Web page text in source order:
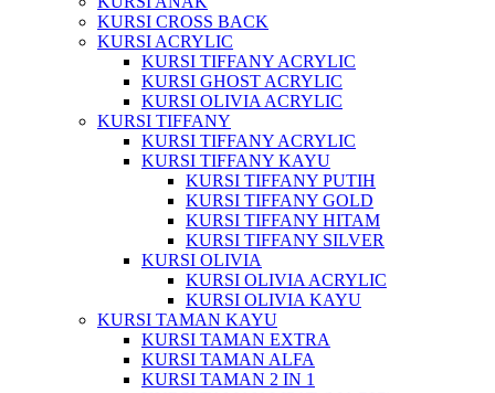
KURSI CROSS BACK
KURSI ACRYLIC
KURSI TIFFANY ACRYLIC
KURSI GHOST ACRYLIC
KURSI OLIVIA ACRYLIC
KURSI TIFFANY
KURSI TIFFANY ACRYLIC
KURSI TIFFANY KAYU
KURSI TIFFANY PUTIH
KURSI TIFFANY GOLD
KURSI TIFFANY HITAM
KURSI TIFFANY SILVER
KURSI OLIVIA
KURSI OLIVIA ACRYLIC
KURSI OLIVIA KAYU
KURSI TAMAN KAYU
KURSI TAMAN EXTRA
KURSI TAMAN ALFA
KURSI TAMAN 2 IN 1